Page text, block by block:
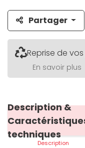
Partager
Reprise de
En savoir plus
Description &
techniques
Description